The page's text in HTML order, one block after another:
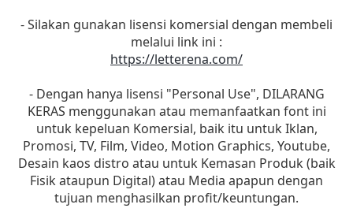
- Silakan gunakan lisensi komersial dengan membeli
melalui link ini :
https://letterena.com/
- Dengan hanya lisensi "Personal Use", DILARANG
KERAS menggunakan atau memanfaatkan font ini
untuk kepeluan Komersial, baik itu untuk Iklan,
Promosi, TV, Film, Video, Motion Graphics, Youtube,
Desain kaos distro atau untuk Kemasan Produk (baik
Fisik ataupun Digital) atau Media apapun dengan
tujuan menghasilkan profit/keuntungan.